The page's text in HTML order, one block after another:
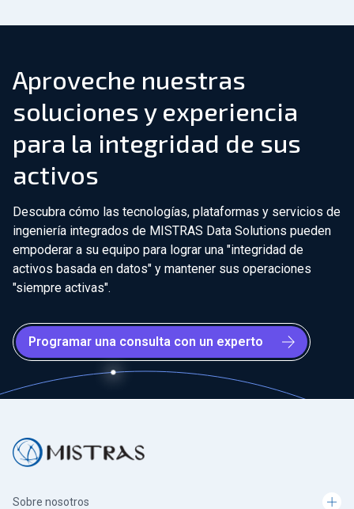
Aproveche nuestras
soluciones y experiencia
para la integridad de sus
activos
Descubra cómo las tecnologías, plataformas y servicios de
ingeniería integrados de MISTRAS Data Solutions pueden
empoderar a su equipo para lograr una "integridad de
activos basada en datos" y mantener sus operaciones
"siempre activas".
Programar una consulta con un experto
Sobre nosotros